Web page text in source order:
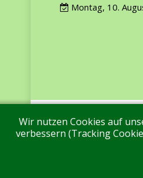
Montag, 10.
Impressum
Wir nutzen Cookies auf
verbessern (Tracking